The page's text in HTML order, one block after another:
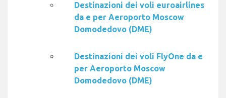
Destinazioni dei voli euroairlines
da e per Aeroporto Moscow
Domodedovo (DME)
Destinazioni dei voli FlyOne da e
per Aeroporto Moscow
Domodedovo (DME)